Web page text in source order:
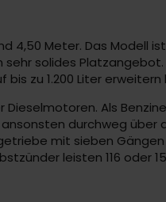
4,50 Meter. Das
sehr solides
zu 1.200 Liter
Als
durchweg
mit sieben
leisten 116